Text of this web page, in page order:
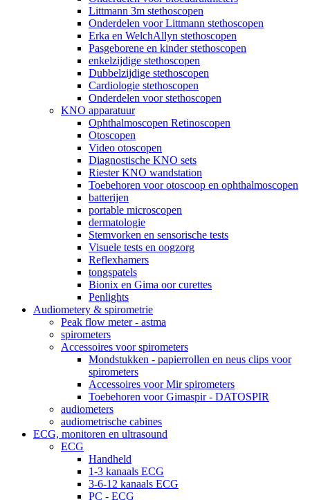
Littmann 3m stethoscopen
Onderdelen voor Littmann stethoscopen
Erka en WelchAllyn stethoscopen
Pasgeborene en kinder stethoscopen
enkelzijdige stethoscopen
Dubbelzijdige stethoscopen
Cardiologie stethoscopen
Onderdelen voor stethoscopen
KNO apparatuur
Ophthalmoscopen Retinoscopen
Otoscopen
Video otoscopen
Diagnostische KNO sets
Riester KNO wandstation
Toebehoren voor otoscoop en ophthalmoscopen
batterijen
portable microscopen
dermatologie
Stemvorken en sensorische tests
Visuele tests en oogzorg
Reflexhamers
tongspatels
Bionix en Gima oor curettes
Penlights
Audiometery & spirometrie
Peak flow meter - astma
spirometers
Accessoires voor spirometers
Mondstukken - papierrollen en neus clips voor
spirometers
Accessoires voor Mir spirometers
Toebehoren voor Gimaspir - DATOSPIR
audiometers
audiometrische cabines
ECG, monitoren en ultrasound
ECG
Handheld
1-3 kanaals ECG
3-6-12 kanaals ECG
PC - ECG